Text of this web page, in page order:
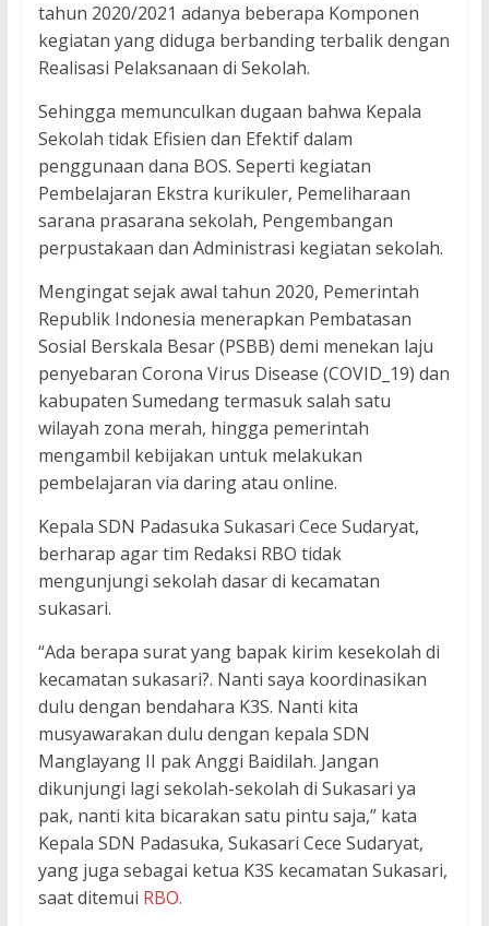
tahun 2020/2021 adanya beberapa Komponen
kegiatan yang diduga berbanding terbalik dengan
Realisasi Pelaksanaan di Sekolah.
Sehingga memunculkan dugaan bahwa Kepala
Sekolah tidak Efisien dan Efektif dalam
penggunaan dana BOS. Seperti kegiatan
Pembelajaran Ekstra kurikuler, Pemeliharaan
sarana prasarana sekolah, Pengembangan
perpustakaan dan Administrasi kegiatan sekolah.
Mengingat sejak awal tahun 2020, Pemerintah
Republik Indonesia menerapkan Pembatasan
Sosial Berskala Besar (PSBB) demi menekan laju
penyebaran Corona Virus Disease (COVID_19) dan
kabupaten Sumedang termasuk salah satu
wilayah zona merah, hingga pemerintah
mengambil kebijakan untuk melakukan
pembelajaran via daring atau online.
Kepala SDN Padasuka Sukasari Cece Sudaryat,
berharap agar tim Redaksi RBO tidak
mengunjungi sekolah dasar di kecamatan
sukasari.
“Ada berapa surat yang bapak kirim kesekolah di
kecamatan sukasari?. Nanti saya koordinasikan
dulu dengan bendahara K3S. Nanti kita
musyawarakan dulu dengan kepala SDN
Manglayang II pak Anggi Baidilah. Jangan
dikunjungi lagi sekolah-sekolah di Sukasari ya
pak, nanti kita bicarakan satu pintu saja,” kata
Kepala SDN Padasuka, Sukasari Cece Sudaryat,
yang juga sebagai ketua K3S kecamatan Sukasari,
saat ditemui RBO.